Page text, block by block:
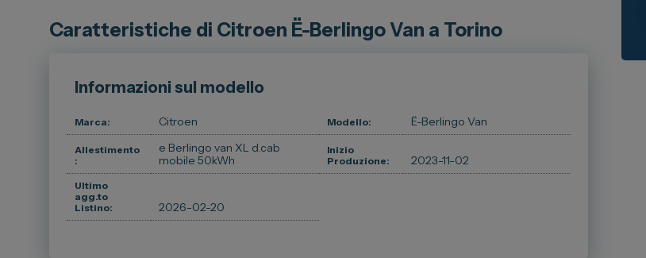
Caratteristiche di Citroen Ë-Berlingo Van a Torino
Informazioni sul modello
Marca: Citroen Modello: Ë-Berlingo Van
Allestimento
:
e Berlingo van XL d.cab
mobile 50kWh
Inizio
Produzione:
2023-11-02
Ultimo
agg.to
Listino:
2026-02-20